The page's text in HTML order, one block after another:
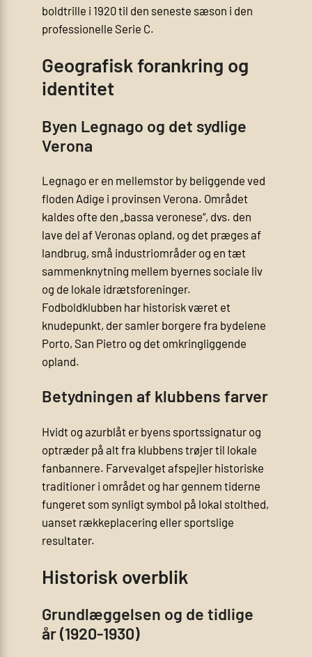
boldtrille i 1920 til den seneste sæson i den
professionelle Serie C.
Geografisk forankring og
identitet
Byen Legnago og det sydlige
Verona
Legnago er en mellemstor by beliggende ved
floden Adige i provinsen Verona. Området
kaldes ofte den „bassa veronese“, dvs. den
lave del af Veronas opland, og det præges af
landbrug, små industriområder og en tæt
sammenknytning mellem byernes sociale liv
og de lokale idrætsforeninger.
Fodboldklubben har historisk været et
knudepunkt, der samler borgere fra bydelene
Porto, San Pietro og det omkringliggende
opland.
Betydningen af klubbens farver
Hvidt og azurblåt er byens sportssignatur og
optræder på alt fra klubbens trøjer til lokale
fanbannere. Farvevalget afspejler historiske
traditioner i området og har gennem tiderne
fungeret som synligt symbol på lokal stolthed,
uanset rækkeplacering eller sportslige
resultater.
Historisk overblik
Grundlæggelsen og de tidlige
år (1920-1930)